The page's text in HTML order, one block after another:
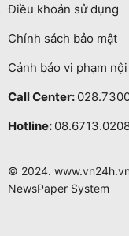
Điều khoản sử dụng
Chính sách bảo mật
Cảnh báo vi phạm
Call Center:
Hotline:
© 2024.
NewsPaper System